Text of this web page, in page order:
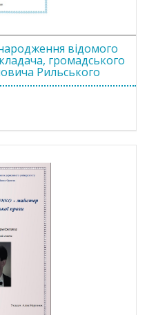
відомого
громадського
Рильського